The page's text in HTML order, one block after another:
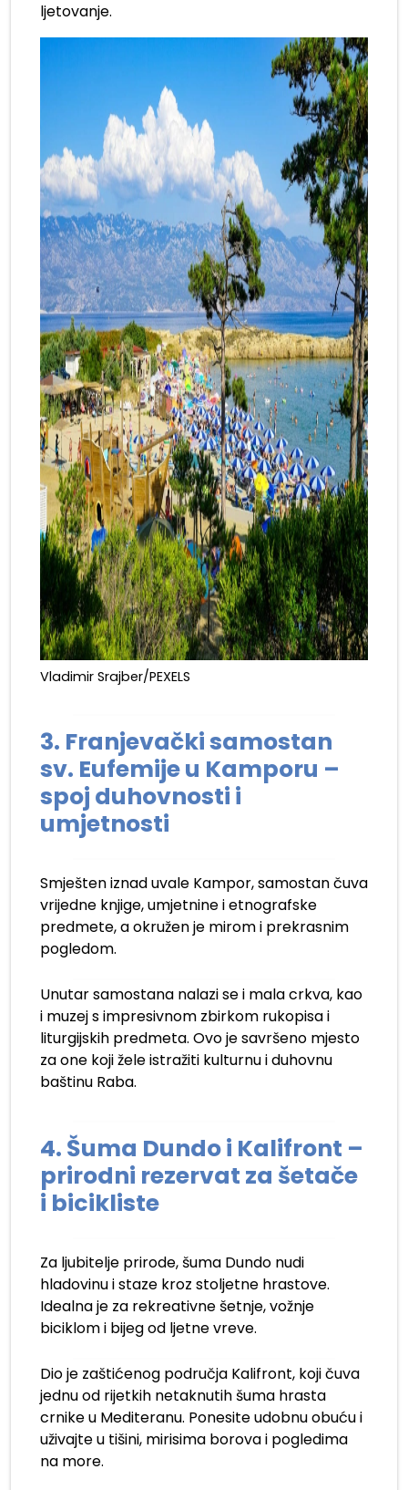
ljetovanje.
Vladimir Srajber/PEXELS
3. Franjevački samostan
sv. Eufemije u Kamporu –
spoj duhovnosti i
umjetnosti
Smješten iznad uvale Kampor, samostan čuva
vrijedne knjige, umjetnine i etnografske
predmete, a okružen je mirom i prekrasnim
pogledom.
Unutar samostana nalazi se i mala crkva, kao
i muzej s impresivnom zbirkom rukopisa i
liturgijskih predmeta. Ovo je savršeno mjesto
za one koji žele istražiti kulturnu i duhovnu
baštinu Raba.
4. Šuma Dundo i Kalifront –
prirodni rezervat za šetače
i bicikliste
Za ljubitelje prirode, šuma Dundo nudi
hladovinu i staze kroz stoljetne hrastove.
Idealna je za rekreativne šetnje, vožnje
biciklom i bijeg od ljetne vreve.
Dio je zaštićenog područja Kalifront, koji čuva
jednu od rijetkih netaknutih šuma hrasta
crnike u Mediteranu. Ponesite udobnu obuću i
uživajte u tišini, mirisima borova i pogledima
na more.